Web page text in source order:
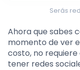
Serás
Ahora que sabes
momento de ver
costo, no
tener redes